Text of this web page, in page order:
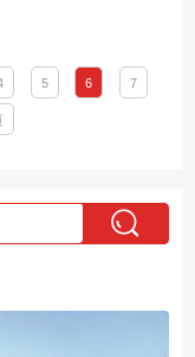
5 6 7